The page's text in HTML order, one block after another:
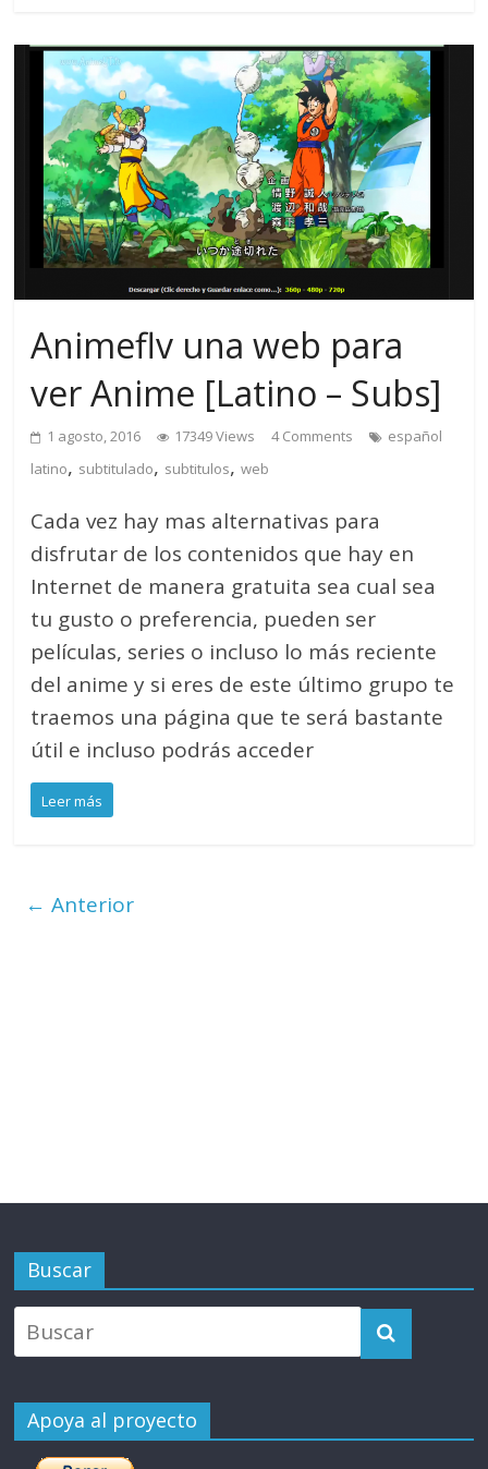
Animeflv una web para
ver Anime [Latino – Subs]
1 agosto, 2016 17349 Views 4 Comments
español
latino, subtitulado, subtitulos,web
Cada vez hay mas alternativas para
disfrutar de los contenidos que hay en
Internet de manera gratuita sea cual sea
tu gusto o preferencia, pueden ser
películas, series o incluso lo más reciente
del anime y si eres de este último grupo te
traemos una página que te será bastante
útil e incluso podrás acceder
Leer más
← Anterior
Buscar
Apoya al proyecto